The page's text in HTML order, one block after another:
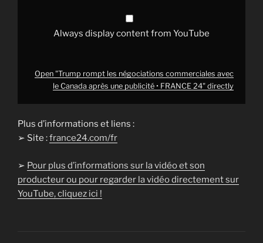
Always display content from YouTube
Open "Trump rompt les négociations commerciales avec
le Canada après une publicité • FRANCE 24" directly
Plus d’informations et liens :
➢ Site :france24.com/fr
➢ Pour plus d’informations sur la vidéo et son
producteur ou pour regarder la vidéo directement sur
YouTube, cliquez ici !